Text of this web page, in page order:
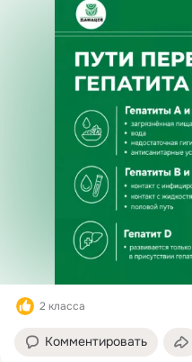
2 класса
Комментировать